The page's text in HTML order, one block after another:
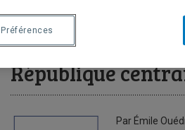
L’ONU confirme
République
Par Émile
Préférences